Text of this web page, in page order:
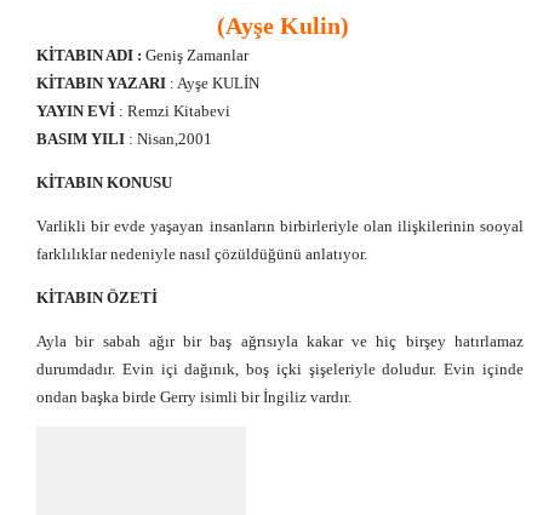
(Ayşe Kulin)
KİTABIN ADI : Geniş Zamanlar
KİTABIN YAZARI : Ayşe KULİN
YAYIN EVİ : Remzi Kitabevi
BASIM YILI : Nisan,2001
KİTABIN KONUSU
Varlikli bir evde yaşayan insanların birbirleriyle olan ilişkilerinin sooyal
farklılıklar nedeniyle nasıl çözüldüğünü anlatıyor.
KİTABIN ÖZETİ
Ayla bir sabah ağır bir baş ağrısıyla kakar ve hiç birşey hatırlamaz
durumdadır. Evin içi dağınık, boş içki şişeleriyle doludur. Evin içinde
ondan başka birde Gerry isimli bir İngiliz vardır.